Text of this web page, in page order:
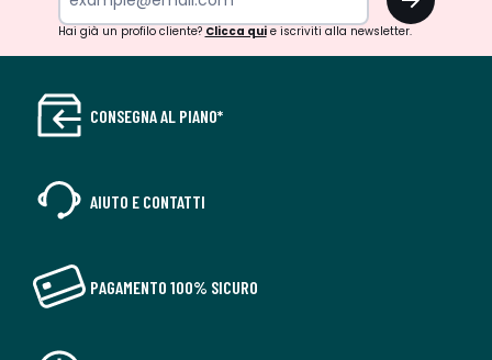
Hai già un profilo cliente? Clicca quie iscriviti alla newsletter.
CONSEGNA AL PIANO*
AIUTO E CONTATTI
PAGAMENTO 100% SICURO